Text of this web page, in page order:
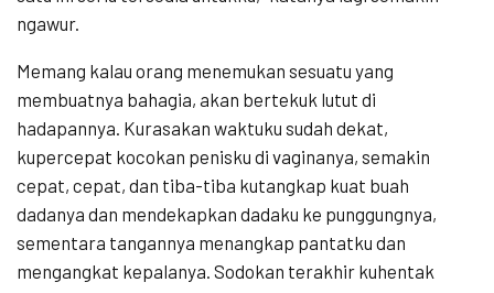
ngawur.
Memang kalau orang menemukan sesuatu yang
membuatnya bahagia, akan bertekuk lutut di
hadapannya. Kurasakan waktuku sudah dekat,
kupercepat kocokan penisku di vaginanya, semakin
cepat, cepat, dan tiba-tiba kutangkap kuat buah
dadanya dan mendekapkan dadaku ke punggungnya,
sementara tangannya menangkap pantatku dan
mengangkat kepalanya. Sodokan terakhir kuhentak